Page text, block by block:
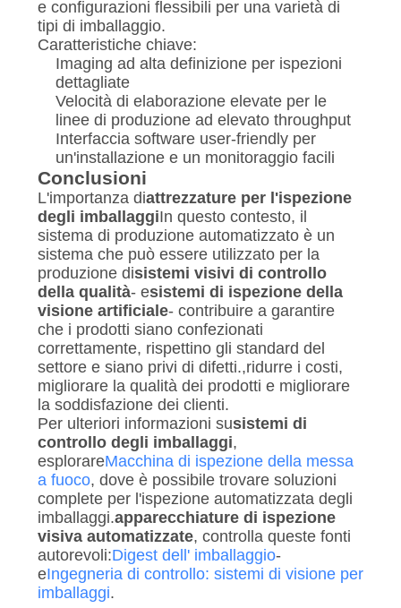
e configurazioni flessibili per una varietà di
tipi di imballaggio.
Caratteristiche chiave:
Imaging ad alta definizione per ispezioni
dettagliate
Velocità di elaborazione elevate per le
linee di produzione ad elevato throughput
Interfaccia software user-friendly per
un'installazione e un monitoraggio facili
Conclusioni
L'importanza diattrezzature per l'ispezione
degli imballaggiIn questo contesto, il
sistema di produzione automatizzato è un
sistema che può essere utilizzato per la
produzione disistemi visivi di controllo
della qualità- esistemi di ispezione della
visione artificiale- contribuire a garantire
che i prodotti siano confezionati
correttamente, rispettino gli standard del
settore e siano privi di difetti.,ridurre i costi,
migliorare la qualità dei prodotti e migliorare
la soddisfazione dei clienti.
Per ulteriori informazioni susistemi di
controllo degli imballaggi,
esplorareMacchina di ispezione della messa
a fuoco, dove è possibile trovare soluzioni
complete per l'ispezione automatizzata degli
imballaggi.apparecchiature di ispezione
visiva automatizzate, controlla queste fonti
autorevoli:Digest dell' imballaggio-
eIngegneria di controllo: sistemi di visione per
imballaggi.